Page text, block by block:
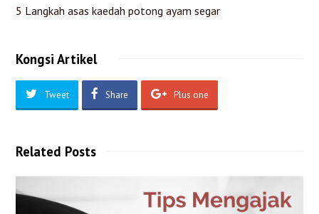
5 Langkah asas kaedah potong ayam segar
Kongsi Artikel
Tweet Share Plus one
Related Posts